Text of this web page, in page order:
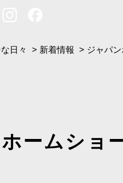
日々 > 新着情報 > ジャパ
ームショ